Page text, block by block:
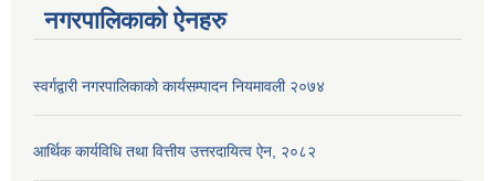
नगरपालिकाको ऐनहरु
स्वर्गद्वारी नगरपालिकाको कार्यसम्पादन नियमावली २०७४
आर्थिक कार्यविधि तथा वित्तीय उत्तरदायित्व ऐन, २०८२